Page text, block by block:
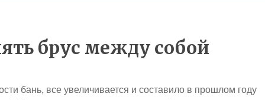
брус между собой
бань, все увеличивается и составило в прошлом году